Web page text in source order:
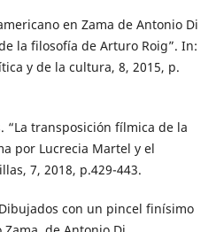
en Zama de Antonio Di
la filosofía de Arturo Roig”. In:
y de la cultura, 8, 2015, p.
“La transposición fílmica de la
por Lucrecia Martel y el
7, 2018, p.429-443.
con un pincel finísimo